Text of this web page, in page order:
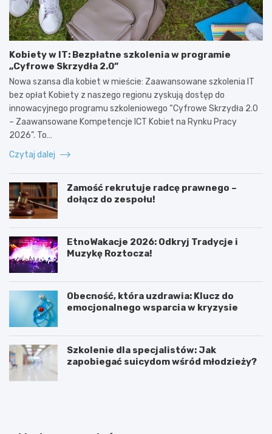
Kobiety w IT: Bezpłatne szkolenia w programie
„Cyfrowe Skrzydła 2.0”
Nowa szansa dla kobiet w mieście: Zaawansowane szkolenia IT
bez opłat Kobiety z naszego regionu zyskują dostęp do
innowacyjnego programu szkoleniowego “Cyfrowe Skrzydła 2.0
– Zaawansowane Kompetencje ICT Kobiet na Rynku Pracy
2026”. To…
Czytaj dalej
Zamość rekrutuje radcę prawnego –
dołącz do zespołu!
EtnoWakacje 2026: Odkryj Tradycje i
Muzykę Roztocza!
Obecność, która uzdrawia: Klucz do
emocjonalnego wsparcia w kryzysie
Szkolenie dla specjalistów: Jak
zapobiegać suicydom wśród młodzieży?
K
Z